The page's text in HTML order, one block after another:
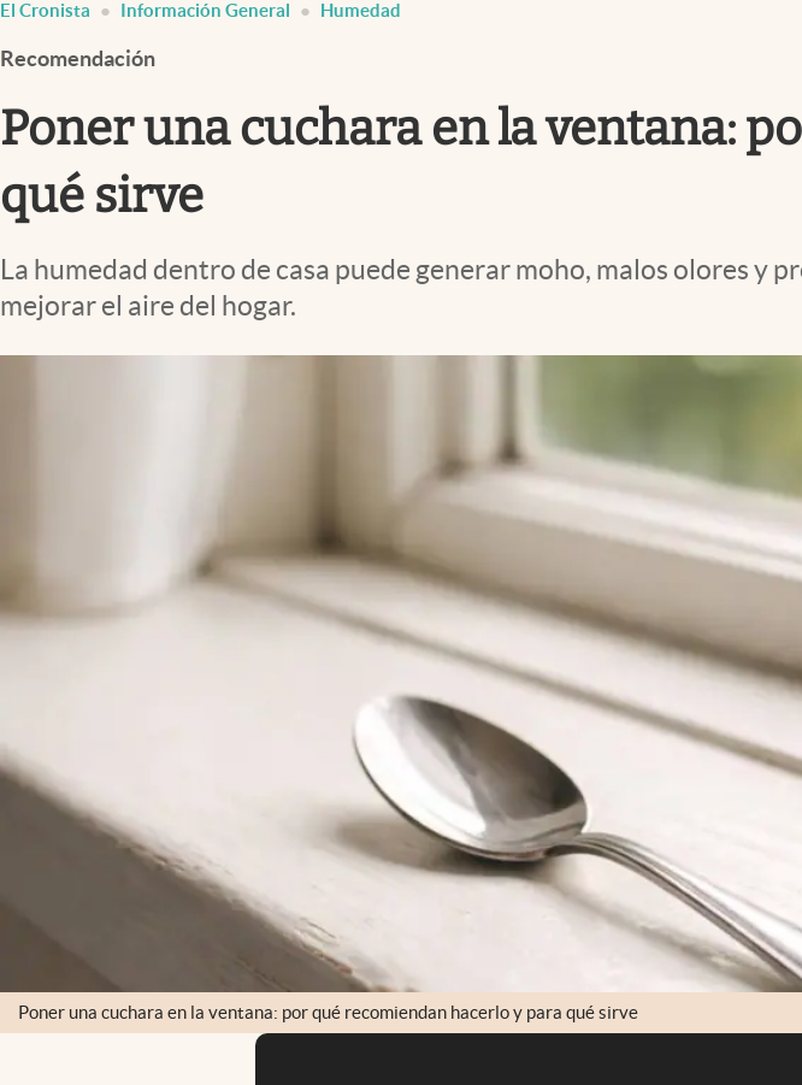
Infotechnology
Clase
Clima
Mundial 2026
Eventos Corporativos
El Cronista Información General Humedad
Recomendación
Poner una cuchara en la ventana:
qué sirve
La humedad dentro de casa puede generar moho, malos olores y
mejorar el aire del hogar.
Poner una cuchara en la ventana: por qué recomiendan hacerlo y para qué sirve